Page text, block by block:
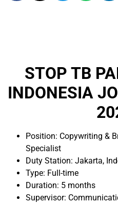
STOP TB
INDONESIA
Position: Copywriting &
Specialist
Duty Station: Jakarta,
Type: Full-time
Duration: 5 months
Supervisor: